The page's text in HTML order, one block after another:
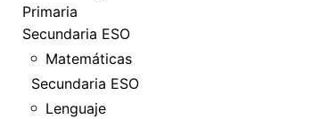
Primaria
Secundaria ESO
Matemáticas
Secundaria ESO
Lenguaje